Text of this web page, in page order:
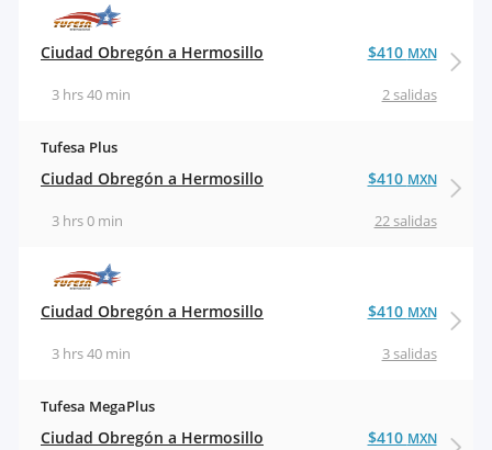
Ciudad Obregón a Hermosillo
2 salidas
3 hrs 40 min
$410 MXN
Tufesa Plus
Ciudad Obregón a Hermosillo
22 salidas
3 hrs 0 min
$410 MXN
Ciudad Obregón a Hermosillo
3 salidas
3 hrs 40 min
$410 MXN
Tufesa MegaPlus
Ciudad Obregón a Hermosillo $410 MXN